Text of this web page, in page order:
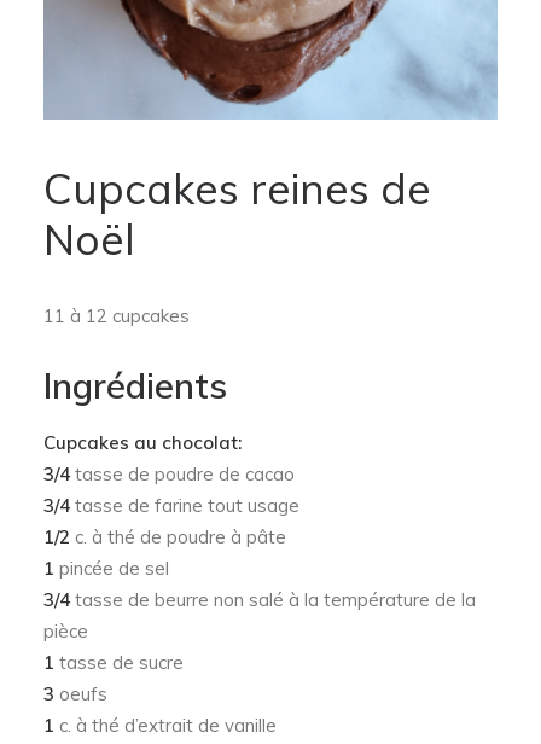
Cupcakes reines de
Noël
11 à 12 cupcakes
Ingrédients
Cupcakes au chocolat:
3/4 tasse de poudre de cacao
3/4 tasse de farine tout usage
1/2 c. à thé de poudre à pâte
1 pincée de sel
3/4 tasse de beurre non salé à la température de la
pièce
1 tasse de sucre
3 oeufs
1 c. à thé d’extrait de vanille